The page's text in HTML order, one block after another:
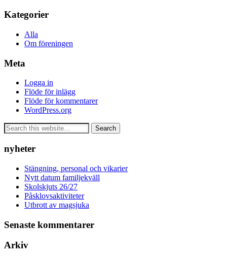
Kategorier
Alla
Om föreningen
Meta
Logga in
Flöde för inlägg
Flöde för kommentarer
WordPress.org
nyheter
Stängning, personal och vikarier
Nytt datum familjekväll
Skolskjuts 26/27
Påsklovsaktiviteter
Utbrott av magsjuka
Senaste kommentarer
Arkiv